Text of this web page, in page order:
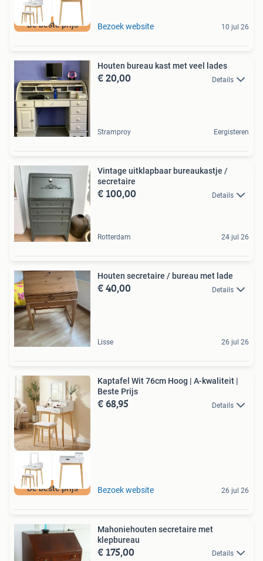
De beste prijs Bezoek website 10 jul 26
Houten bureau kast met veel lades
€ 20,00 Details
Stramproy Eergisteren
Vintage uitklapbaar bureaukastje /
secretaire
€ 100,00 Details
Rotterdam 24 jul 26
Houten secretaire / bureau met lade
€ 40,00 Details
Lisse 26 jul 26
De beste prijs
Kaptafel Wit 76cm Hoog | A-kwaliteit |
Beste Prijs
€ 68,95 Details
Bezoek website 26 jul 26
Mahoniehouten secretaire met
klepbureau
€ 175,00 Details